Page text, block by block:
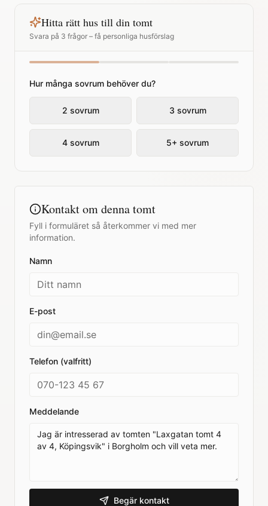
Hitta rätt hus till din tomt
Svara på 3 frågor – få personliga husförslag
Hur många sovrum behöver du?
2 sovrum 3 sovrum
4 sovrum 5+ sovrum
Kontakt om denna tomt
Fyll i formuläret så återkommer vi med mer
information.
Namn
E-post
Telefon (valfritt)
Meddelande
Begär kontakt